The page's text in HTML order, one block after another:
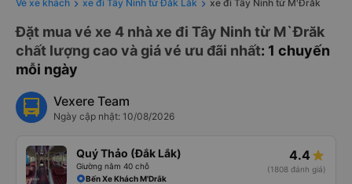
Vé xe khách xe đi Tây Ninh từ Đắk Lắk xe đi Tây Ninh từ M'Đrăk
Đặt mua vé xe 4 nhà xe đi Tây Ninh từ M`Đrăk
chất lượng cao và giá vé ưu đãi nhất: 1 chuyến
mỗi ngày
Vexere Team
Ngày cập nhật: 10/08/2026
Quý Thảo (Đắk Lắk)
Giường nằm 40 chỗ
4.4
(1808 đánh giá)
Bến Xe Khách M'Drắk